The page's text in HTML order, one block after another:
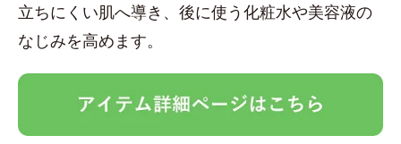
立ちにくい肌へ導き、後に使う化粧水や美容液の
なじみを高めます。